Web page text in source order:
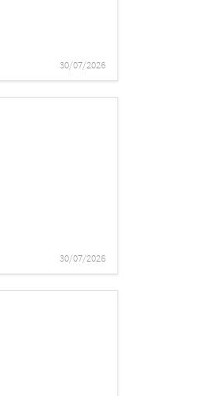
30/07/2026
30/07/2026